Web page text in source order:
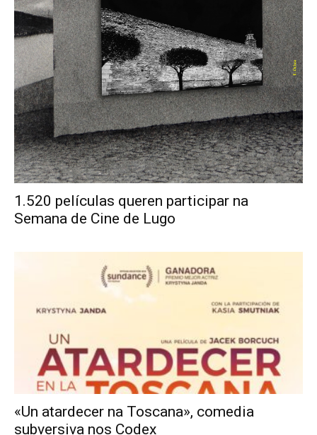
1.520 películas queren participar na
Semana de Cine de Lugo
«Un atardecer na Toscana», comedia
subversiva nos Codex